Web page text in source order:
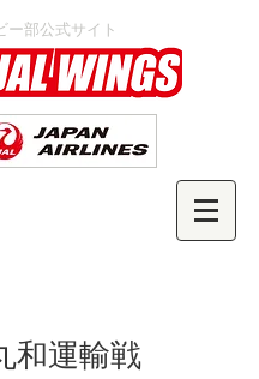
ー部公式サイト
運輸戦